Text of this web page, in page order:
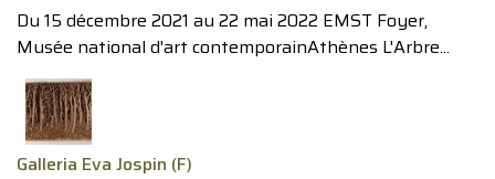
Du 15 décembre 2021 au 22 mai 2022 EMST Foyer,
Musée national d'art contemporainAthènes L'Arbre...
Galleria Eva Jospin (F)